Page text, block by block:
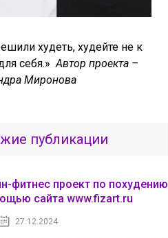
худеть, худейте не к
себя.»Автор проекта –
Миронова
публикации
фитнес проект по похудению
сайта www.fizart.ru
27.12.2024